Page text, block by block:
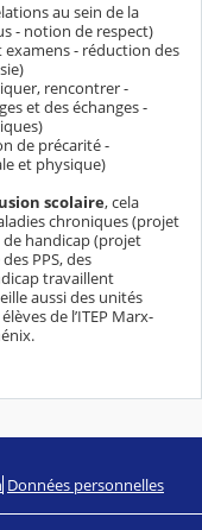
au sein de la
- notion de respect)
- réduction des
rencontrer -
et des échanges -
de précarité -
et physique)
scolaire, cela
chroniques (projet
de handicap (projet
PPS, des
travaillent
aussi des unités
de l’ITEP Marx-
Données personnelles